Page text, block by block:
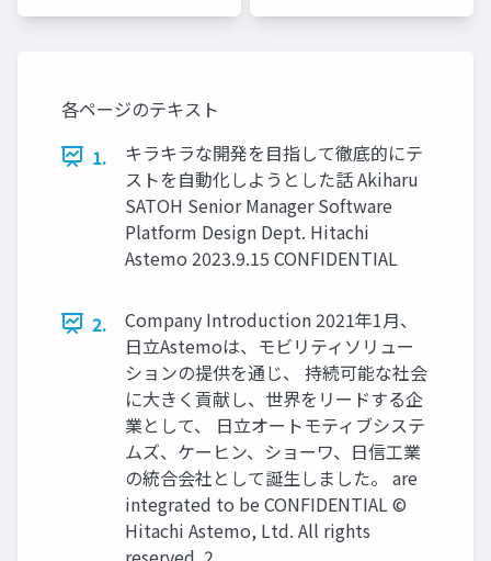
各ページのテキスト
1.
キラキラな開発を目指して徹底的にテ
ストを自動化しようとした話 Akiharu
SATOH Senior Manager Software
Platform Design Dept. Hitachi
Astemo 2023.9.15 CONFIDENTIAL
2.
Company Introduction 2021年1月、
日立Astemoは、モビリティソリュー
ションの提供を通じ、 持続可能な社会
に大きく貢献し、世界をリードする企
業として、 日立オートモティブシステ
ムズ、ケーヒン、ショーワ、日信工業
の統合会社として誕生しました。 are
integrated to be CONFIDENTIAL ©
Hitachi Astemo, Ltd. All rights